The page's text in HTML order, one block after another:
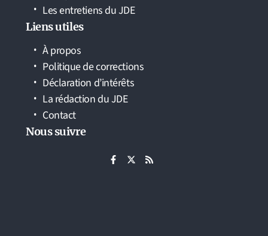
Les entretiens du JDE
Liens utiles
À propos
Politique de corrections
Déclaration d’intérêts
La rédaction du JDE
Contact
Nous suivre